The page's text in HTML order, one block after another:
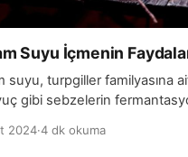
Suyu İçmenin
suyu, turpgiller familyasına
gibi sebzelerin
önemli bir yere sahip
2024·4 dk okuma